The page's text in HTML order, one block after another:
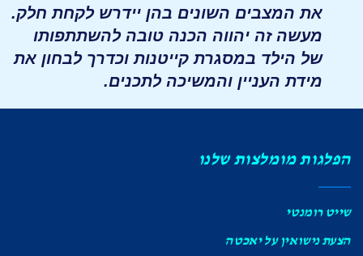
את המצבים השונים בהן יידרש לקחת חלק.
מעשה זה יהווה הכנה טובה להשתתפותו
של הילד במסגרת קייטנות וכדרך לבחון את
מידת העניין והמשיכה לתכנים.
הפלגות מומלצות שלנו
שייט רומנטי
הצעת נישואין על יאכטה